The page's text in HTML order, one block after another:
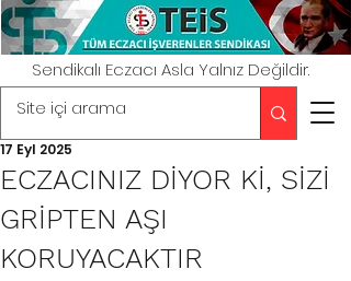
Sendikalı Eczacı Asla Yalnız Değildir.
ECZACINIZ DİYOR Kİ, SİZİ
GRİPTEN AŞI
KORUYACAKTIR
17 Eyl 2025